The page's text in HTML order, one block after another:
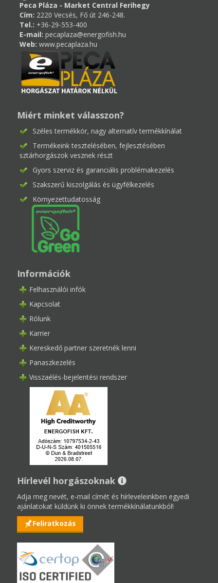
Peca Pláza - Market Central Ferihegy
Cím: 2220 Vecsés, Fő út 246-248.
Tel.: +36-29-553-400
E-mail: pecaplaza@energofish.hu
Web: www.pecaplaza.hu
Miért minket válasszon?
Széles termékkör, nagy alternatív termékkínálat
Termékeink tesztelésében, fejlesztésében
sztárhorgászok vesznek részt
Gyors szerviz és garanciális problémakezelés
Szakszerű kiszolgálás és ügyfélkezelés
Környezettudatosság
Információk
Felhasználói infók
Kapcsolat
Rólunk
Karrier
Kereskedő partner szeretnék lenni
Panaszkezelés
Visszaélés-bejelentési rendszer
Hírlevél horgászoknak
Adja meg nevét, e-mail címét és hírleveleinkben egyedi
ajánlatokat küldünk ki önnek termékkínálatunkból!
Feliratkozás